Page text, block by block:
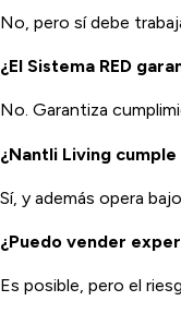
No, pero sí debe
¿El Sistema RED
No. Garantiza
¿Nantli Living cumple
Sí, y además opera
¿Puedo vender
Es posible, pero el